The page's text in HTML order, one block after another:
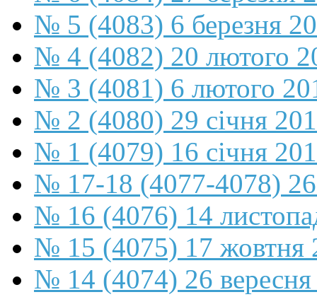
№ 5 (4083) 6 березня
№ 4 (4082) 20 лютого
№ 3 (4081) 6 лютого
№ 2 (4080) 29 січня
№ 1 (4079) 16 січня
№ 17-18 (4077-4078) 26
№ 16 (4076) 14
№ 15 (4075) 17 жовтня
№ 14 (4074) 26